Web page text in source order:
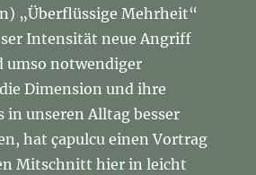
„Überflüssige Mehrheit“
Intensität neue Angriff
umso notwendiger
Dimension und ihre
in unseren Alltag besser
hat çapulcu einen Vortrag
Mitschnitt hier in leicht